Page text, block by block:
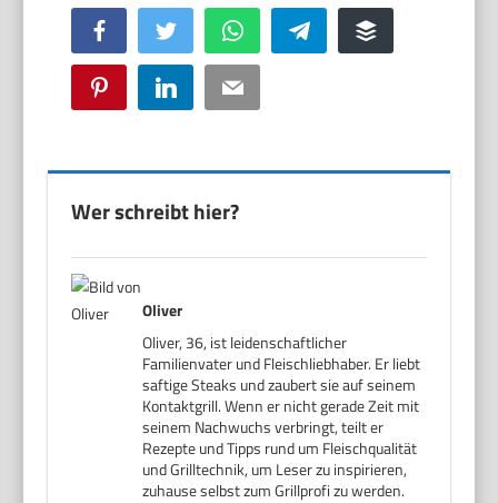
Facebook Twitter WhatsApp Telegram Buffer
Pinterest LinkedIn Email
Wer schreibt hier?
Oliver
Oliver, 36, ist leidenschaftlicher
Familienvater und Fleischliebhaber. Er liebt
saftige Steaks und zaubert sie auf seinem
Kontaktgrill. Wenn er nicht gerade Zeit mit
seinem Nachwuchs verbringt, teilt er
Rezepte und Tipps rund um Fleischqualität
und Grilltechnik, um Leser zu inspirieren,
zuhause selbst zum Grillprofi zu werden.